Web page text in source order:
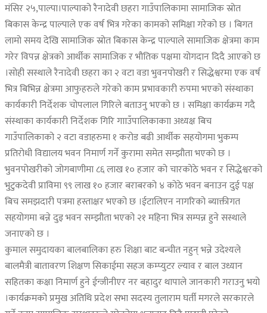
मंसिर २५,पाल्पा।पाल्पाको रैनादेवी छहरा गाउँपालिकामा सामाजिक स्रोत
बिकास केन्द्र पाल्पाले एक वर्ष भित्र गरेका कामको समिक्षा गरेको छ । बिगत
लामो समय देखि सामाजिक स्रोत बिकास केन्द्र पाल्पाले सामाजिक क्षेत्रमा काम
गरेर विपन्न क्षेत्रको आर्थीक सामाजिक र भौतिक पक्षमा योगदान दिदै आएको छ
।सोही सस्थाले रैनादेवी छहरा का २ वटा वडा भुवनपोखरी र सिद्धेश्वरमा एक वर्ष
भित्र बिभिन्न क्षेत्रमा आफुहरुले गरेको काम प्रभावकारी रुपमा भएको संस्थाका
कार्यकारी निर्देशक चोपलाल गिरिले बताउनु भएको छ । समिक्षा कार्यक्रम गदै
संस्थाका कार्यकारी निर्देशक गिरि गााउँपालिकाकाा अध्यक्ष बिच
गाउँपालिकाको २ वटा वडाहरुमा १ करोड बढी आर्थीक सहयोगमा भुकम्प
प्रतिरोधी विद्यालय भवन निमार्ण गर्ने कुरामा समेत सम्झौता भएको छ ।
भुवनपोखरीको जोगबाणीमा ८६ लाख १० हजार को चारकोठे भवन र सिद्धेश्वरको
भुटुकदेवी प्राविमा ९९ लाख १० हजार बराबरको ४ कोठे भवन बनाउन दुई पक्ष
बिच समझदारी पत्रमा हस्ताक्षर भएको छ ।ईटालिएन नागरिको ब्याक्तीगत
सहयोगमा बन्ने दुइ भवन सम्झौता भएको २१ महिना भित्र सम्पन्न हुने सस्थाले
जनाएको छ ।
कुमाल समुदायका बालबालिका हरु शिक्षा बाट बन्चीत नहुन् भन्ने उदेश्यले
बालमैत्री बातावरण शिक्षण सिकाईमा सहज कम्प्युटर ल्याव र बाल उध्यान
सहितका कक्षा निमार्ण हुने ईन्जीनीएर नर बहादुर थापाले जानकारी गराउनु भयो
।कार्यक्रमको प्रमुख अतिथि प्रदेश सभा सदस्य तुलाराम घर्ती मगरले सरकारले